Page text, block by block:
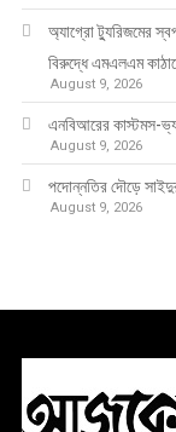
অ্যাগ্রো ট্যুরিজমের
বিরুদ্ধে এমএলএম
August 9, 2026
এনবিআরের কাস্টমস-
August 9, 2026
পদোন্নতির দৌড়ে
August 9, 2026